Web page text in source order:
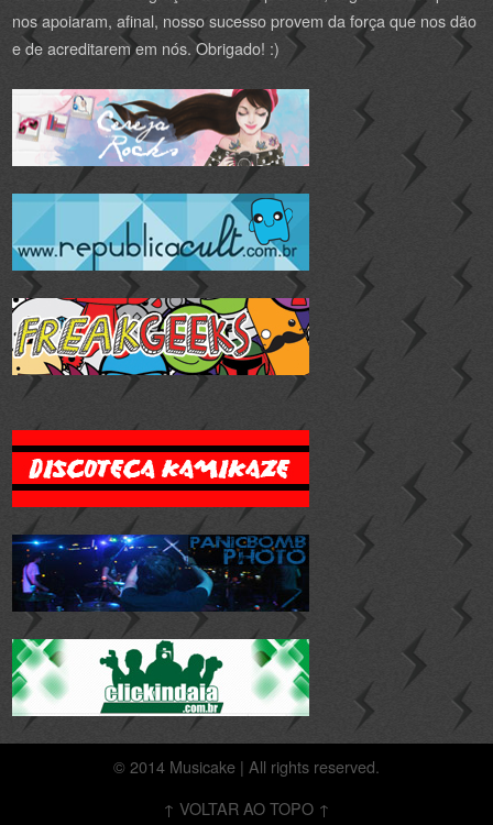
nos apoiaram, afinal, nosso sucesso provem da força que nos dão
e de acreditarem em nós. Obrigado! :)
© 2014 Musicake | All rights reserved.
↑ VOLTAR AO TOPO ↑